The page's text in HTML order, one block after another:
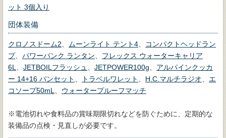
ット 3個入り
団体装備
クロノスドーム2 ムーンライト テント4
コンパクトヘッドラン
プ、 パワーバンク ランタン
フレックス ウォーターキャリア
6L
JETBOILフラッシュ JETPOWER100g
アルパインクッカ
ー 14+16 パンセット
トラベルワレット H.C.マルチラジオ
エ
コソープ50mL
ウォータープルーフマッチ
※電池切れや食料品の賞味期限切れなどを防ぐために、定期的な
装備品の点検・見直しが必要です。